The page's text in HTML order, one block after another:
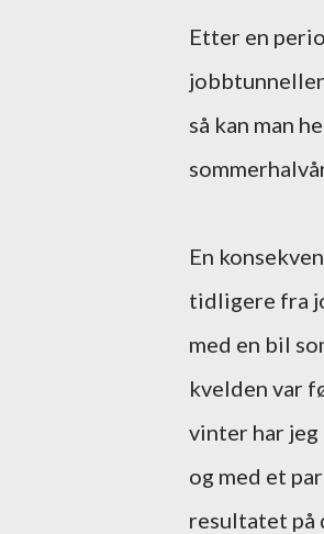
Etter en periode på cirka et halvt år, begynner undertegnede å se lyset i enden av
så kan man
En
tidligere fra
med en bil
kvelden var
vinter har
og med et
resultatet på